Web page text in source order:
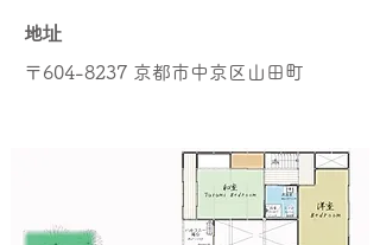
地址
〒604-8237 京都市中京区山田町